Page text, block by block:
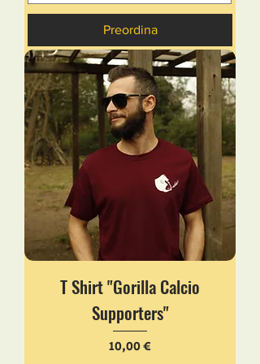
Preordina
T Shirt "Gorilla Calcio
Supporters"
Prezzo
10,00 €